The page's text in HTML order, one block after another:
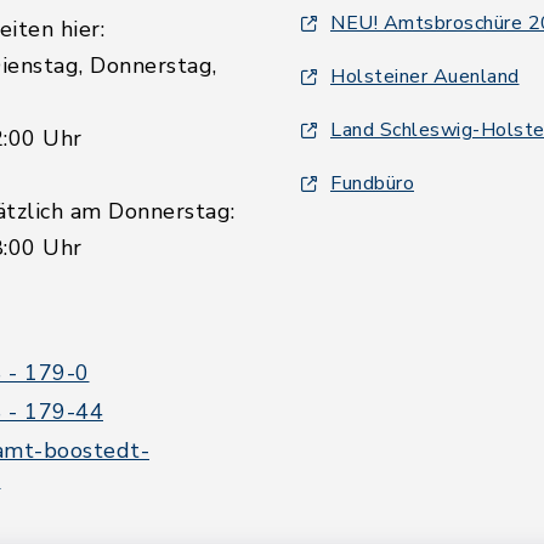
hier:
Donnerstag,
Uhr
am Donnerstag:
Uhr
- 179-0
- 179-44
boostedt-
NEU! Amtsbroschüre
Holsteiner Auenland
Land Schleswig-
Fundbüro